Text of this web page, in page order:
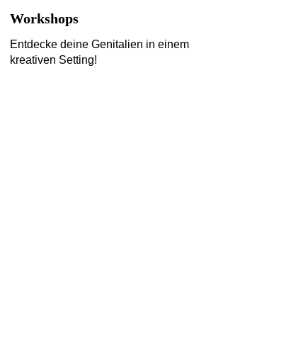
Entdecke deine Genitalien in einem
kreativen Setting!
Workshops